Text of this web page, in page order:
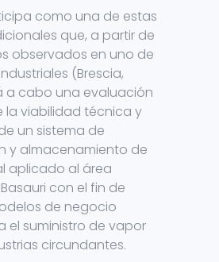
como una de estas
que, a partir de
observados en uno de
(Brescia,
a cabo una evaluación
la viabilidad técnica y
un sistema de
y almacenamiento de
aplicado al área
con el fin de
de negocio
el suministro de vapor
circundantes.